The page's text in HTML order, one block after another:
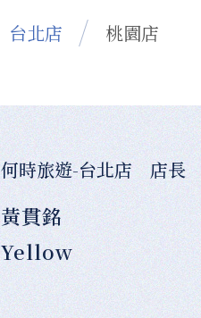
台北店 桃園店
何時旅遊-台北店 店長
黃貫銘
Yellow